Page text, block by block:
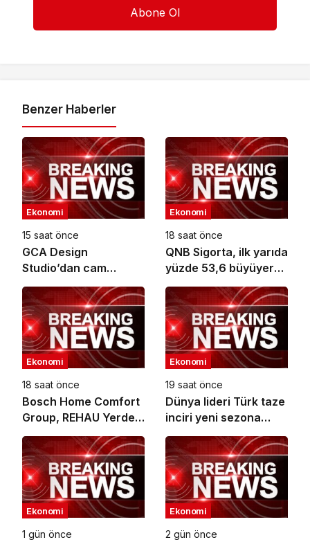
Benzer Haberler
Ekonomi
15 saat önce
GCA Design
Studio’dan cam
ambalaj tasarımında
bütüncül yaklaşım
Ekonomi
18 saat önce
QNB Sigorta, ilk yarıda
yüzde 53,6 büyüyerek
10,66 milyar TL prim
üretimine ulaştı
Ekonomi
18 saat önce
Bosch Home Comfort
Group, REHAU Yerden
Isıtma Sistemleri’nin
Türkiye’deki tek yetkili
distribütörü oldu
Ekonomi
19 saat önce
Dünya lideri Türk taze
inciri yeni sezona
başladı
Ekonomi
1 gün önce
Ekonomi
2 gün önce